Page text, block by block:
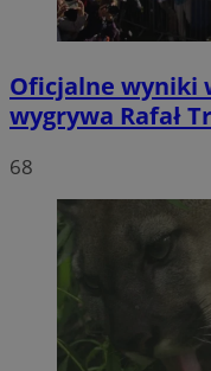
Oficjalne wyniki
wygrywa Rafał
68